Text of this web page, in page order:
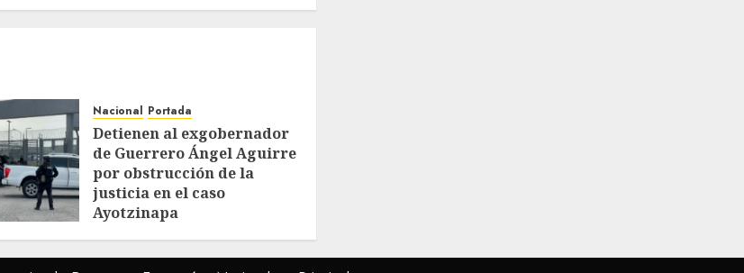
Nacional Portada
Detienen al exgobernador
de Guerrero Ángel Aguirre
por obstrucción de la
justicia en el caso
Ayotzinapa